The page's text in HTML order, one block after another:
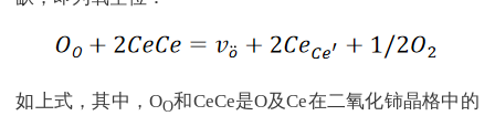
如上式，其中，OO和CeCe是O及Ce在二氧化铈晶格中的